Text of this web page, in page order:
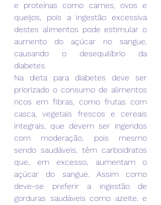
e proteínas como carnes, ovos e
queijos, pois a ingestão excessiva
destes alimentos pode estimular o
aumento do açúcar no sangue,
causando o desequilíbrio da
diabetes.
Na dieta para diabetes deve ser
priorizado o consumo de alimentos
ricos em fibras, como frutas com
casca, vegetais frescos e cereais
integrais, que devem ser ingeridos
com moderação, pois mesmo
sendo saudáveis, têm carboidratos
que, em excesso, aumentam o
açúcar do sangue. Assim como
deve-se preferir a ingestão de
gorduras saudáveis como azeite, e